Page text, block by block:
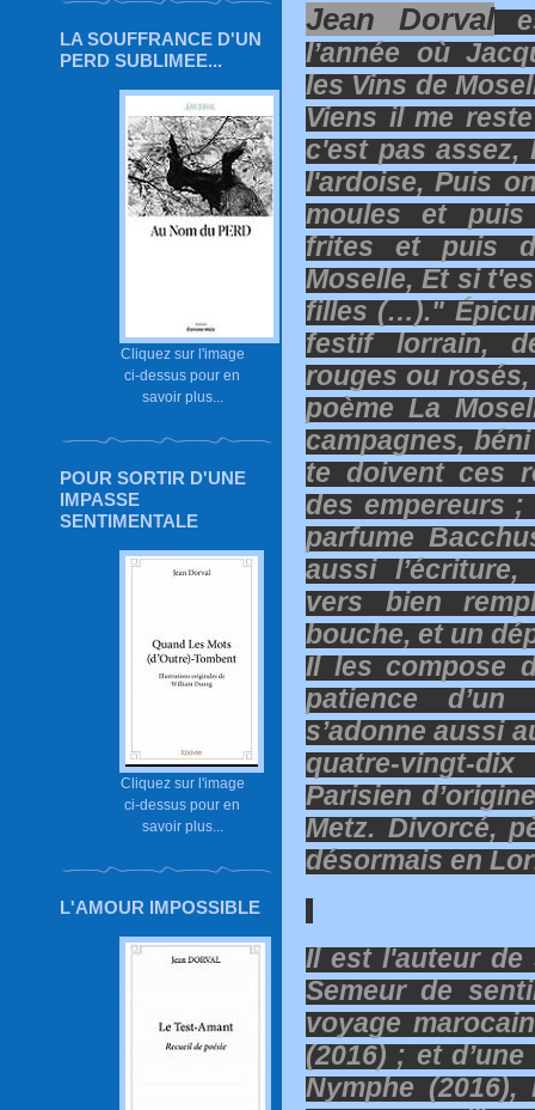
LA SOUFFRANCE D'UN
PERD SUBLIMEE...
Cliquez sur l'image
ci-dessus pour en
savoir plus...
POUR SORTIR D'UNE
IMPASSE
SENTIMENTALE
Cliquez sur l'image
ci-dessus pour en
savoir plus...
L'AMOUR IMPOSSIBLE
Jean Dorval
l’année où
les Vins de
Viens il me
c'est pas assez,
l'ardoise, Puis
moules et
frites et puis
Moselle, Et si
filles (…)."
festif lorrain,
rouges ou
poème La
campagnes,
te doivent ces
des empereurs
parfume
aussi
vers bien
bouche, et un
Il les compose
patience
s’adonne aussi
quatre-vingt-
Parisien
Metz. Divorcé,
désormais en
Il est l'auteur de
Semeur de
voyage
(2016) ; et
Nymphe